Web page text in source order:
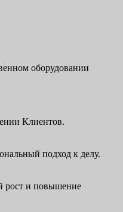
оборудовании
Клиентов.
подход к делу.
рост и повышение